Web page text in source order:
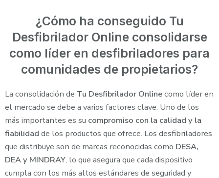
¿Cómo ha conseguido Tu
Desfibrilador Online consolidarse
como líder en desfibriladores para
comunidades de propietarios?
La consolidación de Tu Desfibrilador Onlinecomo líder en
el mercado se debe a varios factores clave. Uno de los
más importantes es su compromiso con la calidad y la
fiabilidad de los productos que ofrece. Los desfibriladores
que distribuye son de marcas reconocidas como DESA,
DEA y MINDRAY, lo que asegura que cada dispositivo
cumpla con los más altos estándares de seguridad y